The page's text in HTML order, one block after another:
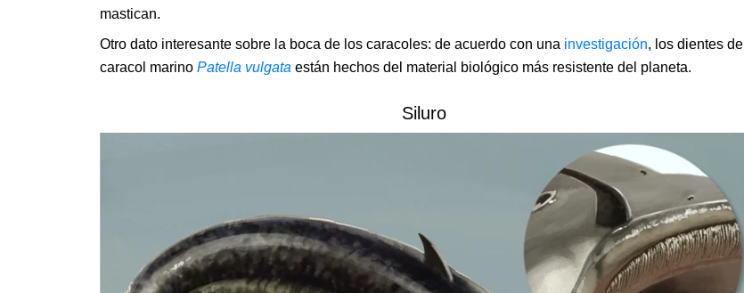
mastican.
Otro dato interesante sobre la boca de los caracoles: de acuerdo con una investigación, los dientes del
caracol marino Patella vulgata están hechos del material biológico más resistente del planeta.
Siluro